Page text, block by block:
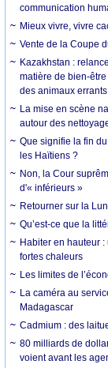
communication
Mieux vivre, vivre
Vente de la Coupe
Kazakhstan :
matière de bien-
des animaux errants
La mise en scène
autour des
Que signifie la fin
les Haïtiens ?
Non, la Cour
d'« inférieurs »
Retourner sur la
Qu’est-ce que la
Habiter en hauteur
fortes chaleurs
Les limites de
La caméra au
Madagascar
Cadmium : des
80 milliards de
voient avant les